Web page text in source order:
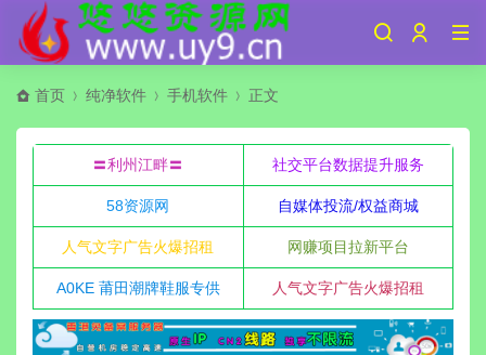
首页 纯净软件 手机软件 正文
〓利州江畔〓 社交平台数据提升服务
58资源网 自媒体投流/权益商城
人气文字广告火爆招租 网赚项目拉新平台
A0KE 莆田潮牌鞋服专供 人气文字广告火爆招租